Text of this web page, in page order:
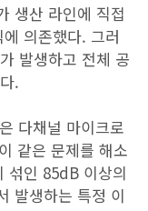
생산 라인에 직접
의존했다. 그러
발생하고 전체 공
.
다채널 마이크로
같은 문제를 해소
섞인 85dB 이상의
발생하는 특정 이